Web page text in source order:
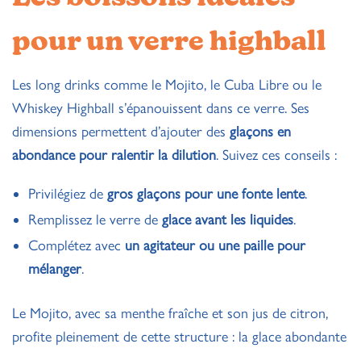
pour un verre highball
Les long drinks comme le Mojito, le Cuba Libre ou le
Whiskey Highball s’épanouissent dans ce verre. Ses
dimensions permettent d’ajouter des glaçons en
abondance pour ralentir la dilution. Suivez ces conseils :
Privilégiez de gros glaçons pour une fonte lente.
Remplissez le verre de glace avant les liquides.
Complétez avec un agitateur ou une paille pour
mélanger.
Le Mojito, avec sa menthe fraîche et son jus de citron,
profite pleinement de cette structure : la glace abondante